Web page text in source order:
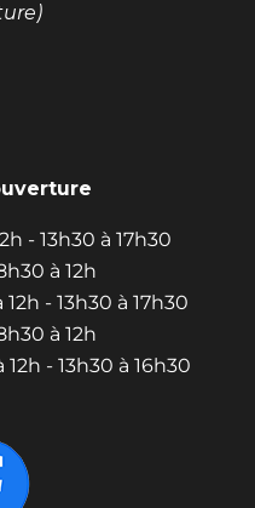
- 13h30 à 17h30
à 12h
- 13h30 à 17h30
à 12h
- 13h30 à 16h30